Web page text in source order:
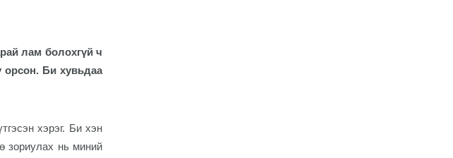
лам болохгүй ч
орсон. Би хувьдаа
хэрэг. Би хэн
зориулах нь миний